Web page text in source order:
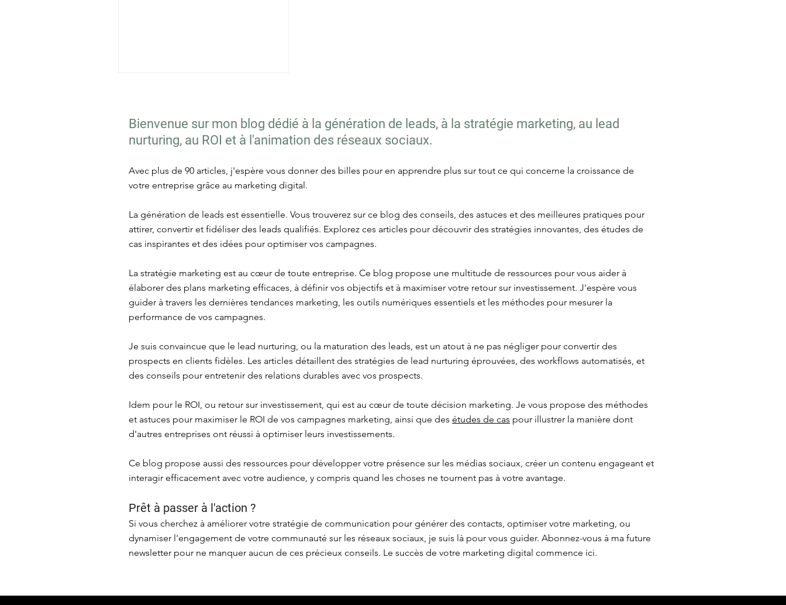
Bienvenue sur mon blog dédié à la génération de leads, à la stratégie marketing, au lead
nurturing, au ROI et à l'animation des réseaux sociaux.
Avec plus de 90 articles, j'espère vous donner des billes pour en apprendre plus sur tout ce qui concerne la croissance de
votre entreprise grâce au marketing digital.
La génération de leads est essentielle. Vous trouverez sur ce blog des conseils, des astuces et des meilleures pratiques pour
attirer, convertir et fidéliser des leads qualifiés. Explorez ces articles pour découvrir des stratégies innovantes, des études de
cas inspirantes et des idées pour optimiser vos campagnes.
La stratégie marketing est au cœur de toute entreprise. Ce blog propose une multitude de ressources pour vous aider à
élaborer des plans marketing efficaces, à définir vos objectifs et à maximiser votre retour sur investissement. J'espère vous
guider à travers les dernières tendances marketing, les outils numériques essentiels et les méthodes pour mesurer la
performance de vos campagnes.
Je suis convaincue que le lead nurturing, ou la maturation des leads, est un atout à ne pas négliger pour convertir des
prospects en clients fidèles. Les articles détaillent des stratégies de lead nurturing éprouvées, des workflows automatisés, et
des conseils pour entretenir des relations durables avec vos prospects.
Idem pour le ROI, ou retour sur investissement, qui est au cœur de toute décision marketing. Je vous propose des méthodes
et astuces pour maximiser le ROI de vos campagnes marketing, ainsi que des études de cas pour illustrer la manière dont
d'autres entreprises ont réussi à optimiser leurs investissements.
Ce blog propose aussi des ressources pour développer votre présence sur les médias sociaux, créer un contenu engageant et
interagir efficacement avec votre audience, y compris quand les choses ne tournent pas à votre avantage.
Prêt à passer à l'action ?
Si vous cherchez à améliorer votre stratégie de communication pour générer des contacts, optimiser votre marketing, ou
dynamiser l'engagement de votre communauté sur les réseaux sociaux, je suis là pour vous guider. Abonnez-vous à ma future
newsletter pour ne manquer aucun de ces précieux conseils. Le succès de votre marketing digital commence ici.